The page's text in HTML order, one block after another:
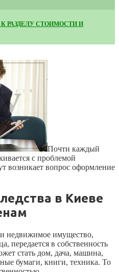
РАЗДЕЛУ СТОИМОСТИ И
Почти каждый
с проблемой
возникает вопрос оформление
в Киеве
недвижимое имущество,
передается в собственность
стать дом, дача, машина,
бумаги, книги, техника. То